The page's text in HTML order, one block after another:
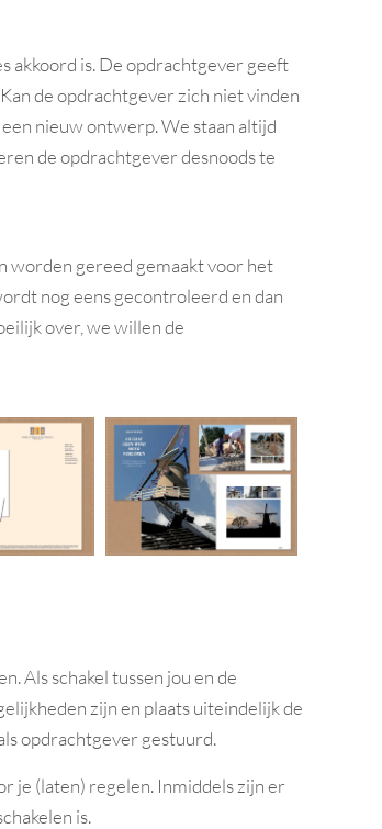
akkoord is. De opdrachtgever geeft
de opdrachtgever zich niet vinden
nieuw ontwerp. We staan altijd
de opdrachtgever desnoods te
worden gereed gemaakt voor het
nog eens gecontroleerd en dan
over, we willen de
Als schakel tussen jou en de
zijn en plaats uiteindelijk de
opdrachtgever gestuurd.
je (laten) regelen. Inmiddels zijn er
is.